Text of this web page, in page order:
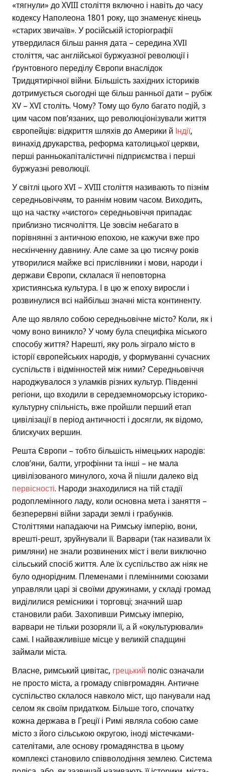
«тягнули» до XVIII століття включно і навіть до часу
кодексу Наполеона 1801 року, що знаменує кінець
«старих звичаїв». У російській історіографії
утвердилася більш рання дата – середина XVIІ
століття, час англійської буржуазної революції і
ґрунтовного переділу Європи внаслідок
Тридцятирічної війни. Більшість західних істориків
дотримується сьогодні ще більш ранньої дати – рубіж
XV – XVI століть. Чому? Тому що було багато подій, з
цим часом пов’язаних, що революціонізували життя
європейців: відкриття шляхів до Америки й Індії,
винахід друкарства, реформа католицької церкви,
перші ранньокапіталістичні підприємства і перші
буржуазні революції.
У світлі цього XVI – XVIII століття називають то пізнім
середньовіччям, то раннім новим часом. Виходить,
що на частку «чистого» середньовіччя припадає
приблизно тисячоліття. Це зовсім небагато в
порівнянні з античною епохою, не кажучи вже про
нескінченну давнину. Але саме за цю тисячу років
утворилися майже всі прислівники і мови, народи і
держави Європи, склалася її неповторна
християнська культура. І в цю ж епоху виросли і
розвинулися всі найбільш значні міста континенту.
Але що являло собою середньовічне місто? Коли, як і
чому воно виникло? У чому була специфіка міського
способу життя? Нарешті, яку роль зіграло місто в
історії європейських народів, у формуванні сучасних
суспільств і відмінностей між ними? Середньовіччя
народжувалося з уламків різних культур. Південні
регіони, що входили в середземноморську історико-
культурну спільність, вже пройшли перший етап
цивілізації в період античності і досягли, як відомо,
блискучих вершин.
Решта Європи – тобто більшість німецьких народів:
слов’яни, балти, угрофінни та інші – не мала
цивілізованого минулого, хоча й пішли далеко від
первісності. Народи знаходилися на тій стадії
родоплемінного ладу, коли основна мета і заняття –
безперервні війни заради землі і грабунків.
Століттями нападаючи на Римську імперію, вони,
врешті-решт, зруйнували її. Варвари (так називали їх
римляни) не знали розвинених міст і вели виключно
сільський спосіб життя. Але їх суспільство аж ніяк не
було однорідним. Племенами і племінними союзами
управляли царі зі своїми дружинами, у складі громад
виділилися ремісники і торговці; значний шар
становили раби. Захопивши Римську імперію,
варвари не тільки розоряли її, а й «окультурювали»
самі. І найважливіше місце у великій спадщині
займали міста.
Власне, римський цивітас, грецький поліс означали
не просто міста, а громаду співгромадян. Античне
суспільство склалося навколо міст, що панували над
селом як своїм придатком. Більше того, спочатку
кожна держава в Греції і Римі являла собою саме
місто з його сільською округою, іноді містечками-
сателітами, але основу громадянства в цьому
комплексі становило співволодіння землею. Система